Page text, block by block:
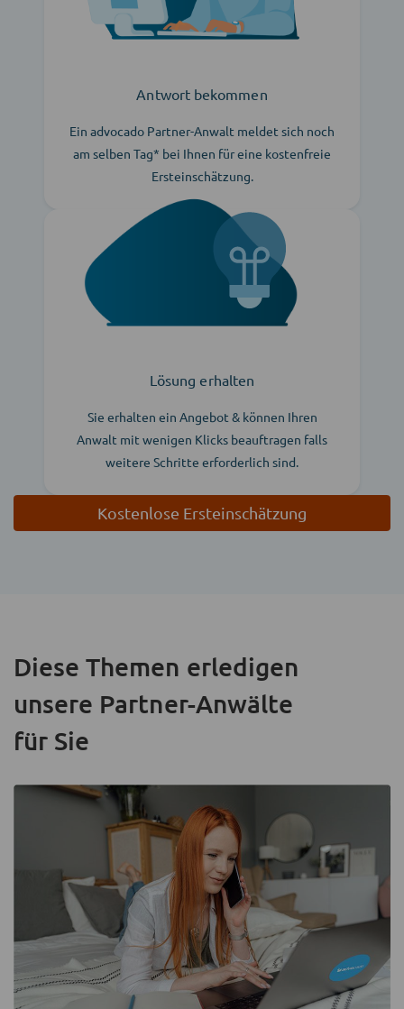
Antwort bekommen
Ein advocado Partner-Anwalt meldet sich noch
am selben Tag* bei Ihnen für eine kostenfreie
Ersteinschätzung.
Lösung erhalten
Sie erhalten ein Angebot & können Ihren
Anwalt mit wenigen Klicks beauftragen falls
weitere Schritte erforderlich sind.
Kostenlose Ersteinschätzung
Diese Themen erledigen
unsere Partner-Anwälte
für Sie